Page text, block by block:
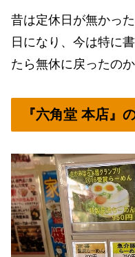
昔は定休日が無かっ
日になり、今は特に
たら無休に戻ったの
『六角堂 本店』